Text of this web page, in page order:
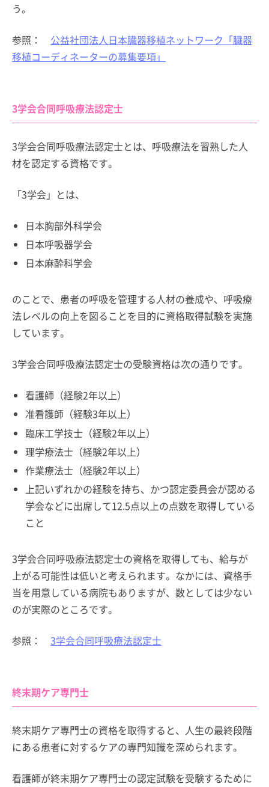
う。
参照： 公益社団法人日本臓器移植ネットワーク「臓器
移植コーディネーターの募集要項」
3学会合同呼吸療法認定士
3学会合同呼吸療法認定士とは、呼吸療法を習熟した人
材を認定する資格です。
「3学会」とは、
日本胸部外科学会
日本呼吸器学会
日本麻酔科学会
のことで、患者の呼吸を管理する人材の養成や、呼吸療
法レベルの向上を図ることを目的に資格取得試験を実施
しています。
3学会合同呼吸療法認定士の受験資格は次の通りです。
看護師（経験2年以上）
准看護師（経験3年以上）
臨床工学技士（経験2年以上）
理学療法士（経験2年以上）
作業療法士（経験2年以上）
上記いずれかの経験を持ち、かつ認定委員会が認める
学会などに出席して12.5点以上の点数を取得している
こと
3学会合同呼吸療法認定士の資格を取得しても、給与が
上がる可能性は低いと考えられます。なかには、資格手
当を用意している病院もありますが、数としては少ない
のが実際のところです。
参照： 3学会合同呼吸療法認定士
終末期ケア専門士
終末期ケア専門士の資格を取得すると、人生の最終段階
にある患者に対するケアの専門知識を深められます。
看護師が終末期ケア専門士の認定試験を受験するために